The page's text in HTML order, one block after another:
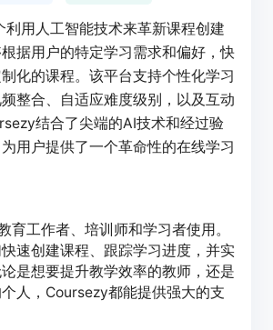
利用人工智能技术来革新课程创建
据用户的特定学习需求和偏好，快
化的课程。该平台支持个性化学习
整合、自适应难度级别，以及互动
结合了尖端的AI技术和经过验
用户提供了一个革命性的在线学习
育工作者、培训师和学习者使用。
速创建课程、跟踪学习进度，并实
是想要提升教学效率的教师，还是
人，Coursezy都能提供强大的支